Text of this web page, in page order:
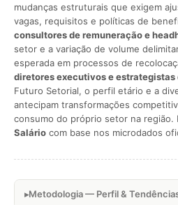
mudanças estruturais que exigem
vagas, requisitos e políticas de
consultores de remuneração e
setor e a variação de volume
esperada em processos de
diretores executivos e estrategistas
Futuro Setorial, o perfil etário e a
antecipam transformações
consumo do próprio setor na região.
Salário com base nos microdados
Metodologia — Perfil &